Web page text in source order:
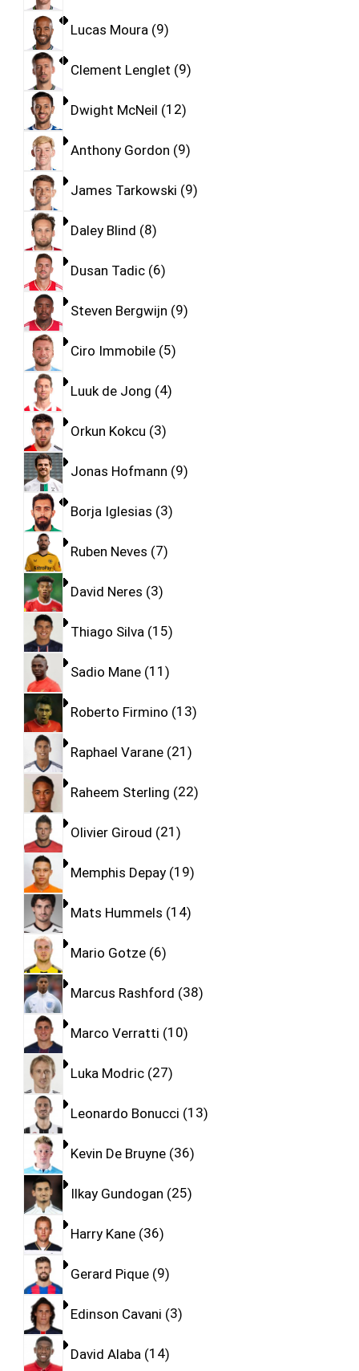
Lucas Moura 9
Clement Lenglet 9
Dwight McNeil 12
Anthony Gordon 9
James Tarkowski 9
Daley Blind 8
Dusan Tadic 6
Steven Bergwijn 9
Ciro Immobile 5
Luuk de Jong 4
Orkun Kokcu 3
Jonas Hofmann 9
Borja Iglesias 3
Ruben Neves 7
David Neres 3
Thiago Silva 15
Sadio Mane 11
Roberto Firmino 13
Raphael Varane 21
Raheem Sterling 22
Olivier Giroud 21
Memphis Depay 19
Mats Hummels 14
Mario Gotze 6
Marcus Rashford 38
Marco Verratti 10
Luka Modric 27
Leonardo Bonucci 13
Kevin De Bruyne 36
Ilkay Gundogan 25
Harry Kane 36
Gerard Pique 9
Edinson Cavani 3
David Alaba 14